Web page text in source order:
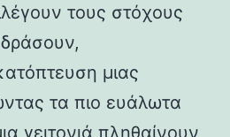
τους στόχους
μιας
τα πιο ευάλωτα
γειτονιά πληθαίνουν